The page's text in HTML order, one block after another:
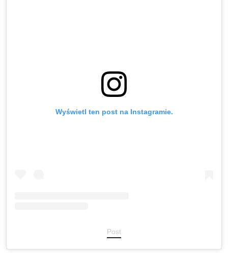
Wyświetl ten post na Instagramie.
Post